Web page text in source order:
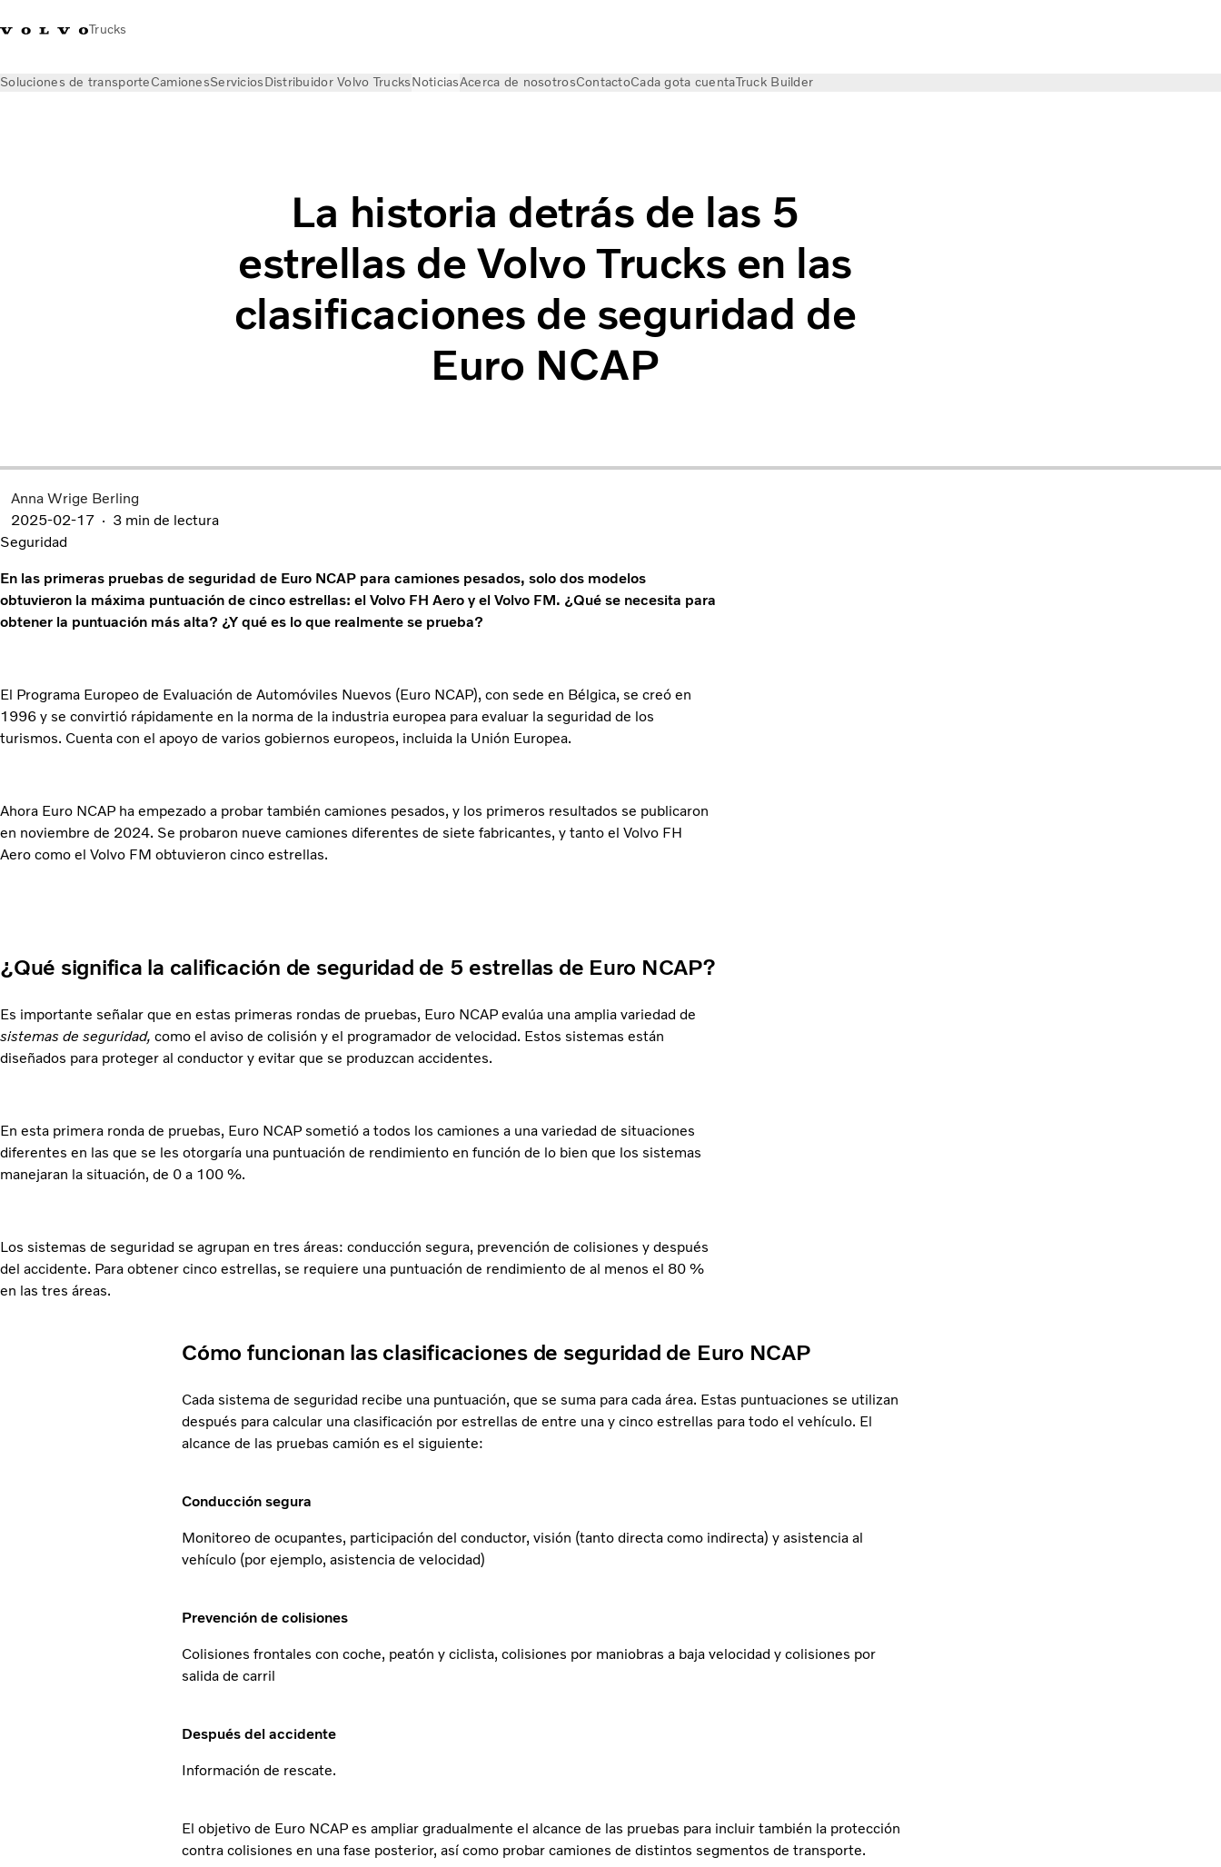
Trucks
Soluciones de transporteCamionesServiciosDistribuidor Volvo TrucksNoticiasAcerca de nosotrosContactoCada gota cuentaTruck Builder
La historia detrás de las 5
estrellas de Volvo Trucks en las
clasificaciones de seguridad de
Euro NCAP
Anna Wrige Berling
2025-02-17
3 min de lectura
Seguridad
En las primeras pruebas de seguridad de Euro NCAP para camiones pesados, solo dos modelos
obtuvieron la máxima puntuación de cinco estrellas: el Volvo FH Aero y el Volvo FM. ¿Qué se necesita para
obtener la puntuación más alta? ¿Y qué es lo que realmente se prueba?
El Programa Europeo de Evaluación de Automóviles Nuevos (Euro NCAP), con sede en Bélgica, se creó en
1996 y se convirtió rápidamente en la norma de la industria europea para evaluar la seguridad de los
turismos. Cuenta con el apoyo de varios gobiernos europeos, incluida la Unión Europea.
Ahora Euro NCAP ha empezado a probar también camiones pesados, y los primeros resultados se publicaron
en noviembre de 2024. Se probaron nueve camiones diferentes de siete fabricantes, y tanto el Volvo FH
Aero como el Volvo FM obtuvieron cinco estrellas.
¿Qué significa la calificación de seguridad de 5 estrellas de Euro NCAP?
Es importante señalar que en estas primeras rondas de pruebas, Euro NCAP evalúa una amplia variedad de
sistemas de seguridad, como el aviso de colisión y el programador de velocidad. Estos sistemas están
diseñados para proteger al conductor y evitar que se produzcan accidentes.
En esta primera ronda de pruebas, Euro NCAP sometió a todos los camiones a una variedad de situaciones
diferentes en las que se les otorgaría una puntuación de rendimiento en función de lo bien que los sistemas
manejaran la situación, de 0 a 100 %.
Los sistemas de seguridad se agrupan en tres áreas: conducción segura, prevención de colisiones y después
del accidente. Para obtener cinco estrellas, se requiere una puntuación de rendimiento de al menos el 80 %
en las tres áreas.
Cómo funcionan las clasificaciones de seguridad de Euro NCAP
Cada sistema de seguridad recibe una puntuación, que se suma para cada área. Estas puntuaciones se utilizan
después para calcular una clasificación por estrellas de entre una y cinco estrellas para todo el vehículo. El
alcance de las pruebas camión es el siguiente:
Conducción segura
Monitoreo de ocupantes, participación del conductor, visión (tanto directa como indirecta) y asistencia al
vehículo (por ejemplo, asistencia de velocidad)
Prevención de colisiones
Colisiones frontales con coche, peatón y ciclista, colisiones por maniobras a baja velocidad y colisiones por
salida de carril
Después del accidente
Información de rescate.
El objetivo de Euro NCAP es ampliar gradualmente el alcance de las pruebas para incluir también la protección
contra colisiones en una fase posterior, así como probar camiones de distintos segmentos de transporte.